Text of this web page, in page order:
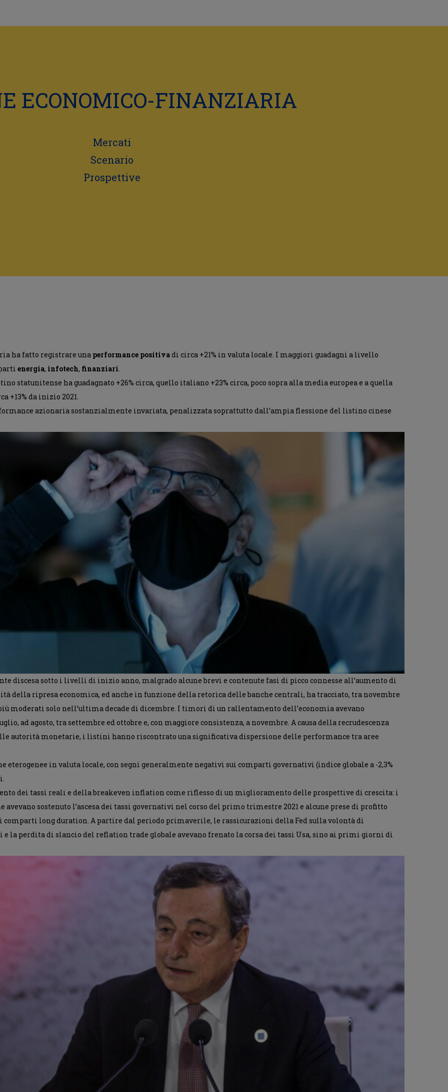
ECONOMICO-FINANZIARIA
Mercati
Scenario
Prospettive
ha fatto registrare una performance positivadi circa +21% in valuta locale. I maggiori guadagni a livello
energia, infotech, finanziari.
statunitense ha guadagnato +26% circa, quello italiano +23% circa, poco sopra alla media europea e a quella
+13% da inizio 2021.
azionaria sostanzialmente invariata, penalizzata soprattutto dall’ampia flessione del listino cinese
discesa sotto i livelli di inizio anno, malgrado alcune brevi e contenute fasi di picco connesse all’aumento di
della ripresa economica, ed anche in funzione della retorica delle banche centrali, ha tracciato, tra novembre
moderati solo nell’ultima decade di dicembre. I timori di un rallentamento dell’economia avevano
ad agosto, tra settembre ed ottobre e, con maggiore consistenza, a novembre. A causa della recrudescenza
autorità monetarie, i listini hanno riscontrato una significativa dispersione delle performance tra aree
eterogenee in valuta locale, con segni generalmente negativi sui comparti governativi (indice globale a -2,3%
dei tassi reali e della breakeven inflation come riflesso di un miglioramento delle prospettive di crescita: i
sostenuto l’ascesa dei tassi governativi nel corso del primo trimestre 2021 e alcune prese di profitto
comparti long duration. A partire dal periodo primaverile, le rassicurazioni della Fed sulla volontà di
la perdita di slancio del reflation trade globale avevano frenato la corsa dei tassi Usa, sino ai primi giorni di